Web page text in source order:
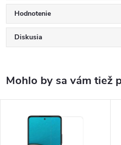
Hodnotenie
Diskusia